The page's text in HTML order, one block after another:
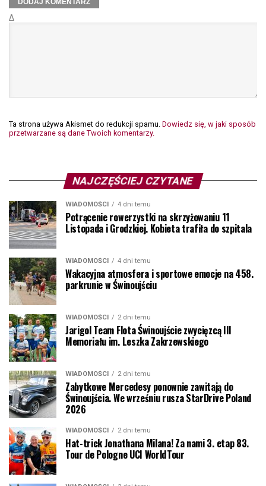
Δ
Ta strona używa Akismet do redukcji spamu. Dowiedz się, w jaki sposób
przetwarzane są dane Twoich komentarzy.
NAJCZĘŚCIEJ CZYTANE
WIADOMOŚCI 4 dni temu
Potrącenie rowerzystki na skrzyżowaniu 11
Listopada i Grodzkiej. Kobieta trafiła do szpitala
WIADOMOŚCI 4 dni temu
Wakacyjna atmosfera i sportowe emocje na 458.
parkrunie w Świnoujściu
WIADOMOŚCI 2 dni temu
Jarigol Team Flota Świnoujście zwycięzcą III
Memoriału im. Leszka Zakrzewskiego
WIADOMOŚCI 2 dni temu
Zabytkowe Mercedesy ponownie zawitają do
Świnoujścia. We wrześniu rusza StarDrive Poland
2026
WIADOMOŚCI 2 dni temu
Hat-trick Jonathana Milana! Za nami 3. etap 83.
Tour de Pologne UCI WorldTour